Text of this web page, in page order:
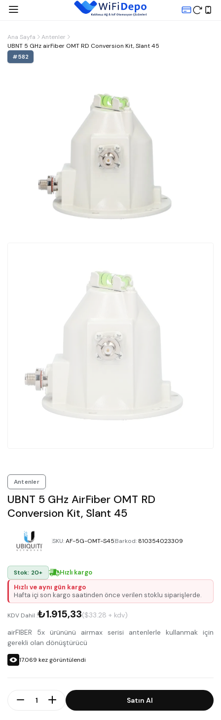
Ana Sayfa
Antenler
UBNT 5 GHz airFiber OMT RD Conversion Kit, Slant 45
#582
Antenler
UBNT 5 GHz AirFiber OMT RD
Conversion Kit, Slant 45
SKU:AF-5G-OMT-S45Barkod: 810354023309
Stok: 20+
Hızlı kargo
Hızlı ve aynı gün kargo
Hafta içi son kargo saatinden önce verilen stoklu siparişlerde.
KDV Dahil :₺1.915,33($33.28 + kdv)
airFIBER 5x ürününü airmax serisi antenlerle kullanmak için
gerekli olan dönüştürücü
17.069 kez görüntülendi
Adet Satın Al